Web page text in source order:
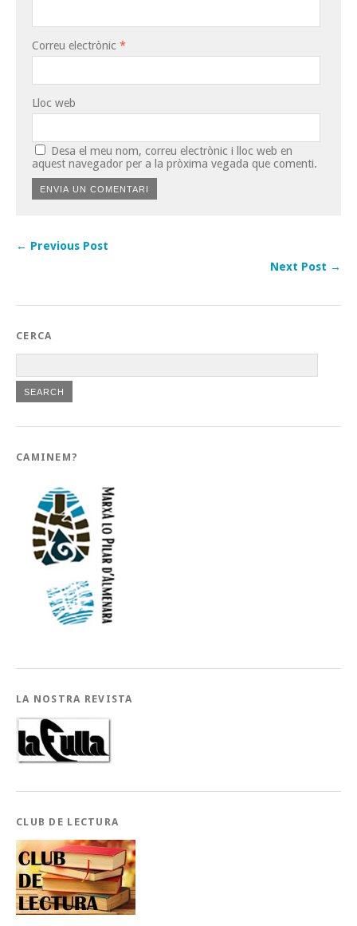
Correu electrònic *
Lloc web
Desa el meu nom, correu electrònic i lloc web en
aquest navegador per a la pròxima vegada que comenti.
← Previous Post
Next Post →
CERCA
CAMINEM?
LA NOSTRA REVISTA
CLUB DE LECTURA